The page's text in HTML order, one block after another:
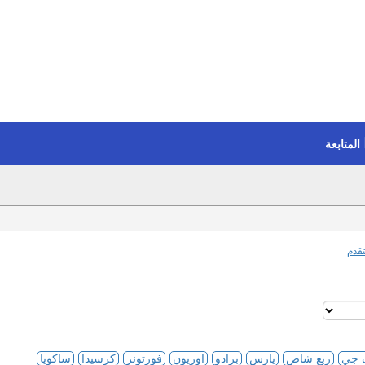
المتابعة
جي ربع شاص يارس برادو اوريون فورتونر كرسيدا ساكويا